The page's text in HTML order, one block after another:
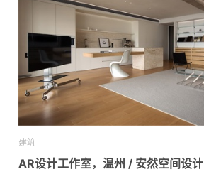
建筑
AR设计工作室，温州 / 安然空间设计